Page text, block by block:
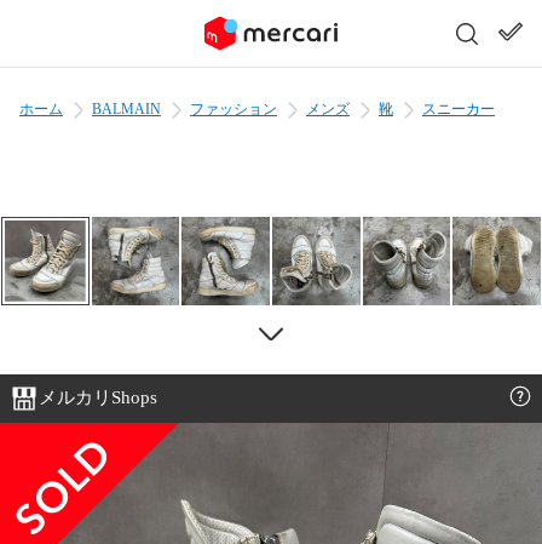
ホーム BALMAIN ファッション メンズ 靴 スニーカー
メルカリShops